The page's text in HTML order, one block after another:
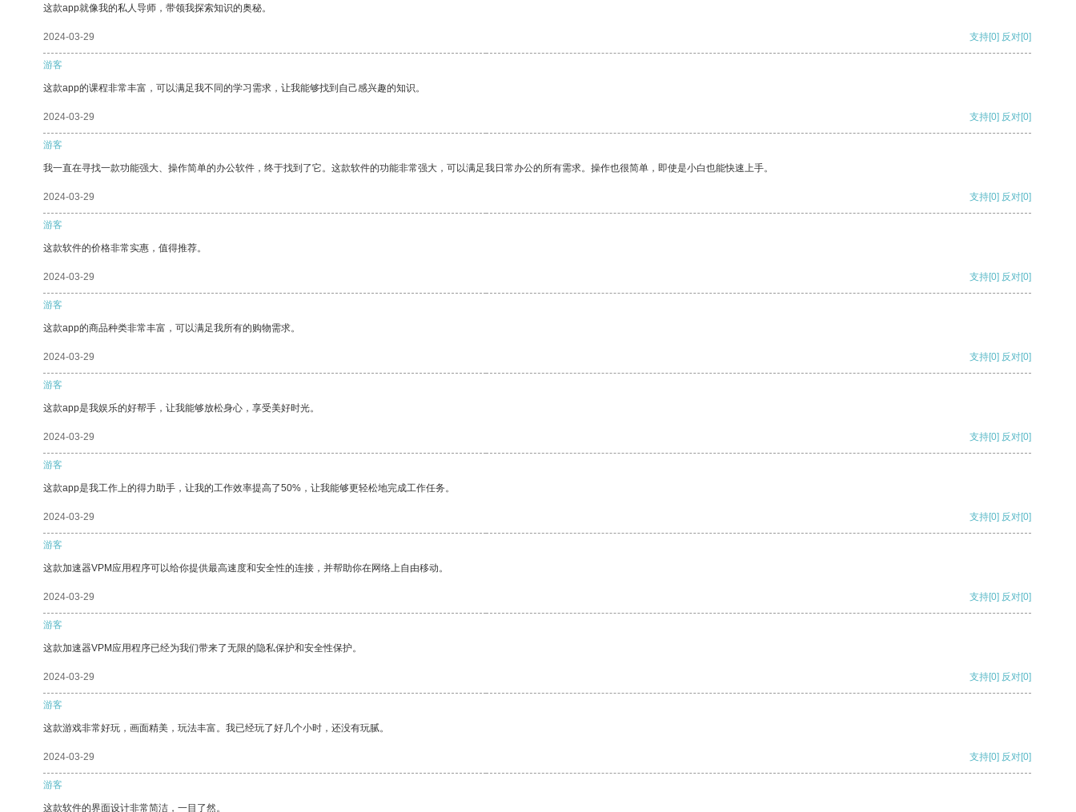
这款app就像我的私人导师，带领我探索知识的奥秘。
2024-03-29 支持[0] 反对[0]
游客
这款app的课程非常丰富，可以满足我不同的学习需求，让我能够找到自己感兴趣的知识。
2024-03-29 支持[0] 反对[0]
游客
我一直在寻找一款功能强大、操作简单的办公软件，终于找到了它。这款软件的功能非常强大，可以满足我日常办公的所有需求。操作也很简单，即使是小白也能快速上手。
2024-03-29 支持[0] 反对[0]
游客
这款软件的价格非常实惠，值得推荐。
2024-03-29 支持[0] 反对[0]
游客
这款app的商品种类非常丰富，可以满足我所有的购物需求。
2024-03-29 支持[0] 反对[0]
游客
这款app是我娱乐的好帮手，让我能够放松身心，享受美好时光。
2024-03-29 支持[0] 反对[0]
游客
这款app是我工作上的得力助手，让我的工作效率提高了50%，让我能够更轻松地完成工作任务。
2024-03-29 支持[0] 反对[0]
游客
这款加速器VPM应用程序可以给你提供最高速度和安全性的连接，并帮助你在网络上自由移动。
2024-03-29 支持[0] 反对[0]
游客
这款加速器VPM应用程序已经为我们带来了无限的隐私保护和安全性保护。
2024-03-29 支持[0] 反对[0]
游客
这款游戏非常好玩，画面精美，玩法丰富。我已经玩了好几个小时，还没有玩腻。
2024-03-29 支持[0] 反对[0]
游客
这款软件的界面设计非常简洁，一目了然。